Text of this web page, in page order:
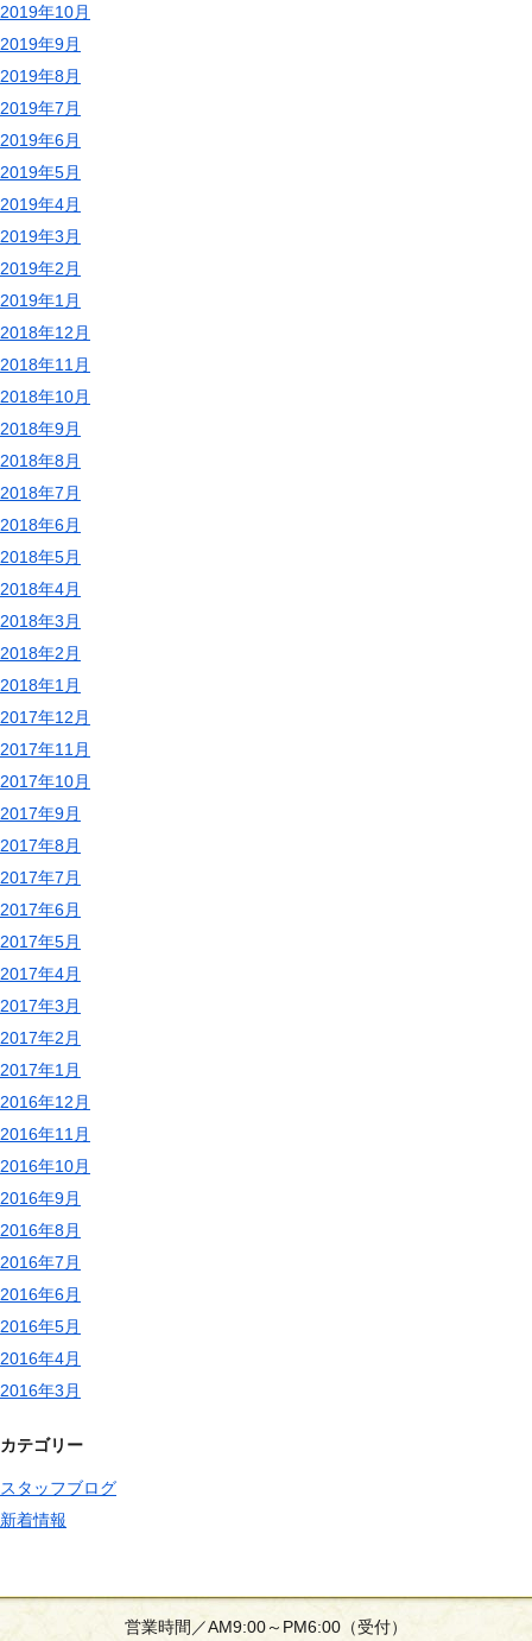
2019年10月
2019年9月
2019年8月
2019年7月
2019年6月
2019年5月
2019年4月
2019年3月
2019年2月
2019年1月
2018年12月
2018年11月
2018年10月
2018年9月
2018年8月
2018年7月
2018年6月
2018年5月
2018年4月
2018年3月
2018年2月
2018年1月
2017年12月
2017年11月
2017年10月
2017年9月
2017年8月
2017年7月
2017年6月
2017年5月
2017年4月
2017年3月
2017年2月
2017年1月
2016年12月
2016年11月
2016年10月
2016年9月
2016年8月
2016年7月
2016年6月
2016年5月
2016年4月
2016年3月
カテゴリー
スタッフブログ
新着情報
営業時間／AM9:00～PM6:00（受付）